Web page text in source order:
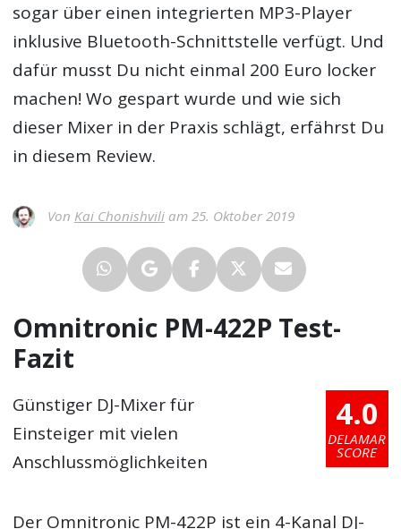
sogar über einen integrierten MP3-Player
inklusive Bluetooth-Schnittstelle verfügt. Und
dafür musst Du nicht einmal 200 Euro locker
machen! Wo gespart wurde und wie sich
dieser Mixer in der Praxis schlägt, erfährst Du
in diesem Review.
Von Kai Chonishviliam 25. Oktober 2019
Omnitronic PM-422P Test-
Fazit
4.0
DELAMAR
SCORE
Günstiger DJ-Mixer für
Einsteiger mit vielen
Anschlussmöglichkeiten
Der Omnitronic PM-422P ist ein 4-Kanal DJ-